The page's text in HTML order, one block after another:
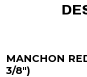
MANCHON
3/8")